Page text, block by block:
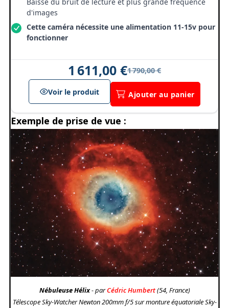
Baisse du bruit de lecture et plus grande fréquence
d'images
Cette caméra nécessite une alimentation 11-15v pour
fonctionner
1 790,00 €
1 611,00 €
Voir le produit Ajouter au panier
Exemple de prise de vue :
Nébuleuse Hélix- parCédric Humbert(54, France)
Télescope Sky-Watcher Newton 200mm f/5 sur monture équatoriale Sky-